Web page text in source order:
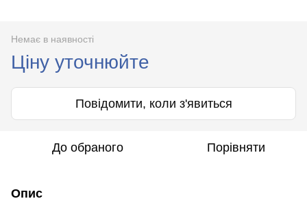
Немає в наявності
Ціну уточнюйте
Повідомити, коли з'явиться
До обраного Порівняти
Опис